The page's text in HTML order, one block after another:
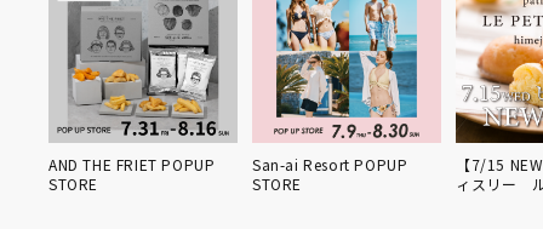
AND THE FRIET POPUP
STORE
San-ai Resort POPUP
STORE
【7/15
ィスリー